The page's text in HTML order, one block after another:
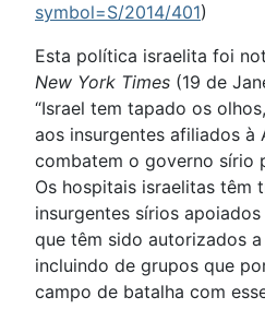
symbol=S/2014/401)
Esta política israelita foi
New York Times (19 de
“Israel tem tapado os
aos insurgentes afiliados à
combatem o governo sírio
Os hospitais israelitas têm
insurgentes sírios
que têm sido autorizados
incluindo de grupos que
campo de batalha com